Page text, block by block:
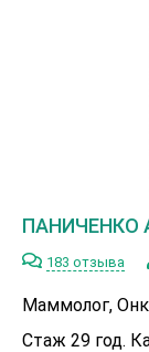
ПАНИЧЕНКО
183 отзыва
Маммолог,
Стаж 29 год.